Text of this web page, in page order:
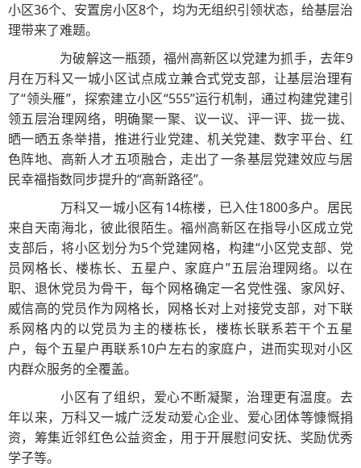
小区36个、安置房小区8个，均为无组织引领状态，给基层治
理带来了难题。
为破解这一瓶颈，福州高新区以党建为抓手，去年9
月在万科又一城小区试点成立兼合式党支部，让基层治理有
了“领头雁”，探索建立小区“555”运行机制，通过构建党建引
领五层治理网络，明确聚一聚、议一议、评一评、拢一拢、
晒一晒五条举措，推进行业党建、机关党建、数字平台、红
色阵地、高新人才五项融合，走出了一条基层党建效应与居
民幸福指数同步提升的“高新路径”。
万科又一城小区有14栋楼，已入住1800多户。居民
来自天南海北，彼此很陌生。福州高新区在指导小区成立党
支部后，将小区划分为5个党建网格，构建“小区党支部、党
员网格长、楼栋长、五星户、家庭户”五层治理网络。以在
职、退休党员为骨干，每个网格确定一名党性强、家风好、
威信高的党员作为网格长，网格长对上对接党支部，对下联
系网格内的以党员为主的楼栋长，楼栋长联系若干个五星
户，每个五星户再联系10户左右的家庭户，进而实现对小区
内群众服务的全覆盖。
小区有了组织，爱心不断凝聚，治理更有温度。去
年以来，万科又一城广泛发动爱心企业、爱心团体等慷慨捐
资，筹集近邻红色公益资金，用于开展慰问安抚、奖励优秀
学子等。